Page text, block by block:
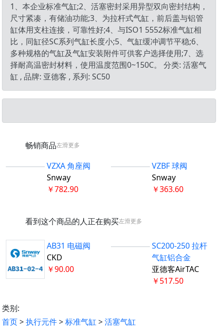
1、本企业标准气缸;2、活塞密封采用异型双向密封结构，
尺寸紧凑，有储油功能;3、为拉杆式气缸，前后盖与铝管
缸体用支柱连接，可靠性好;4、与ISO1 5552标准气缸相
比，同缸径SC系列气缸长度小;5、气缸缓冲调节平稳;6、
多种规格的气缸及气缸安装附件可供客户选择使用;7、选
择耐高温密封材料，使用温度范围0~150C。 分类: 活塞气
缸 , 品牌: 亚德客 , 系列: SC50
畅销商品左滑更多
VZXA 角座阀
Snway
￥782.90
VZBF 球阀
Snway
￥363.60
看到这个商品的人正在购买左滑更多
AB31 电磁阀
CKD
￥90.00
SC200-250 拉杆
气缸铝合金
亚德客AirTAC
￥517.50
类别:
首页>执行元件>标准气缸>活塞气缸